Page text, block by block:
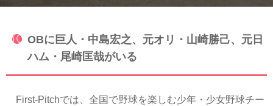
OBに巨人・中島宏之、元オリ・山崎勝己、元日
ハム・尾崎匡哉がいる
First-Pitchでは、全国で野球を楽しむ少年・少女野球チー